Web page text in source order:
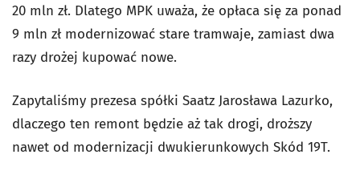
20 mln zł. Dlatego MPK uważa, że opłaca się za ponad
9 mln zł modernizować stare tramwaje, zamiast dwa
razy drożej kupować nowe.
Zapytaliśmy prezesa spółki Saatz Jarosława Lazurko,
dlaczego ten remont będzie aż tak drogi, droższy
nawet od modernizacji dwukierunkowych Skód 19T.